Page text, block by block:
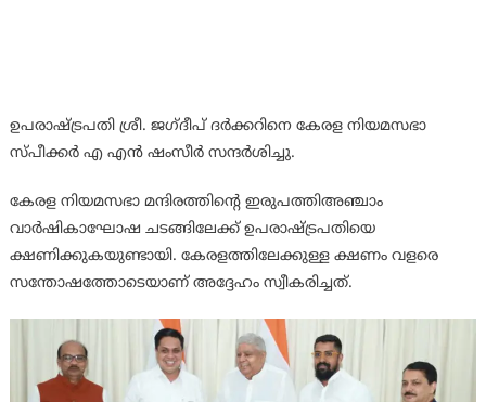
ഉപരാഷ്ട്രപതി ശ്രീ. ജഗ്ദീപ് ദർക്കറിനെ കേരള നിയമസഭാ
സ്പീക്കർ എ എൻ ഷംസീർ സന്ദർശിച്ചു.
കേരള നിയമസഭാ മന്ദിരത്തിന്റെ ഇരുപത്തിഅഞ്ചാം
വാർഷികാഘോഷ ചടങ്ങിലേക്ക് ഉപരാഷ്ട്രപതിയെ
ക്ഷണിക്കുകയുണ്ടായി. കേരളത്തിലേക്കുള്ള ക്ഷണം വളരെ
സന്തോഷത്തോടെയാണ് അദ്ദേഹം സ്വീകരിച്ചത്.